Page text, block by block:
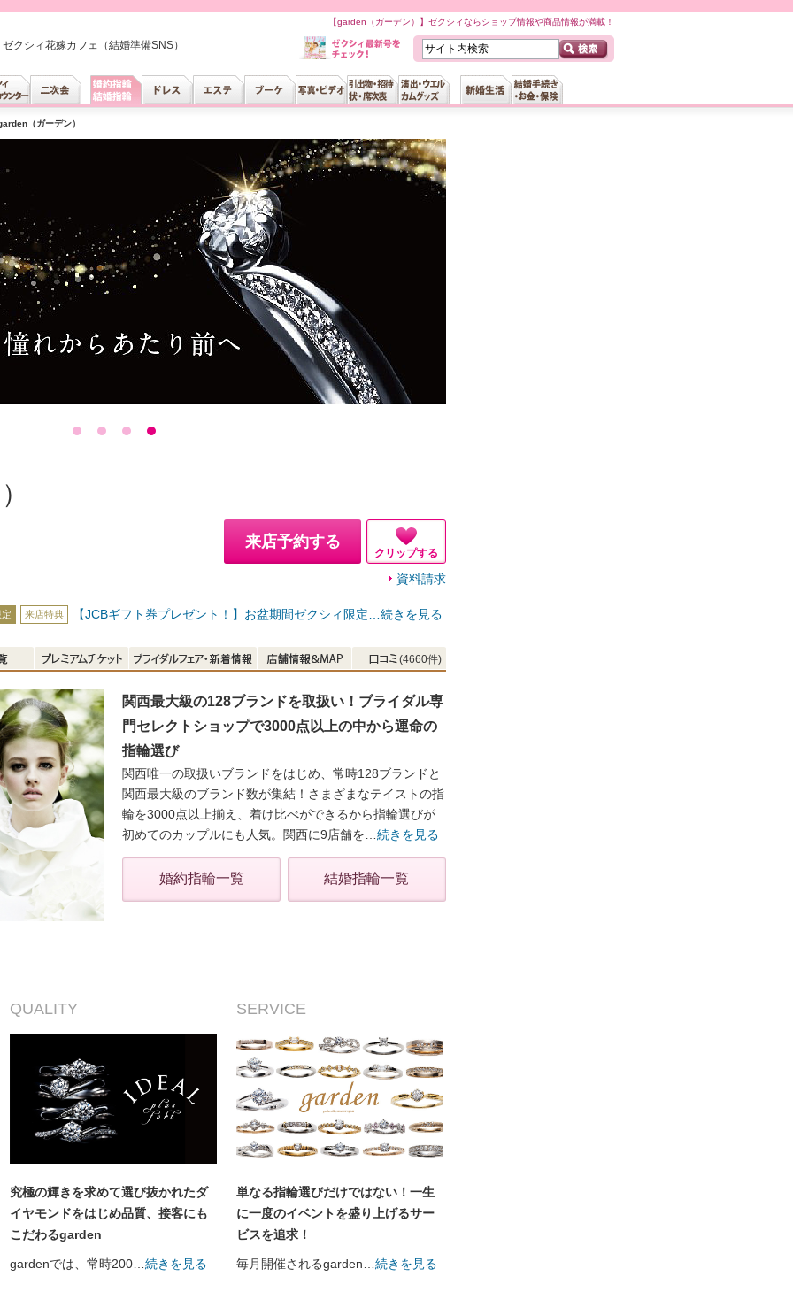
【garden（ガーデン）】ゼクシィならショップ情報や商品情報が満載！
ゼクシィ花嫁カフェ（結婚準備SNS）
（ガーデン）
来店予約する
クリップする
資料請求
来店特典 【JCBギフト券プレゼント！】お盆期間ゼクシィ限定 続きを見る
(4660件)
関西最大級の128ブランドを取扱い！ブライダル専
門セレクトショップで3000点以上の中から運命の
指輪選び
関西唯一の取扱いブランドをはじめ、常時128ブランドと
関西最大級のブランド数が集結！さまざまなテイストの指
輪を3000点以上揃え、着け比べができるから指輪選びが
初めてのカップルにも人気。関西に9店舗を…続きを見る
婚約指輪一覧 結婚指輪一覧
QUALITY
究極の輝きを求めて選び抜かれたダ
イヤモンドをはじめ品質、接客にも
こだわるgarden
gardenでは、常時200…続きを見る
SERVICE
単なる指輪選びだけではない！一生
に一度のイベントを盛り上げるサー
ビスを追求！
毎月開催されるgarden…続きを見る